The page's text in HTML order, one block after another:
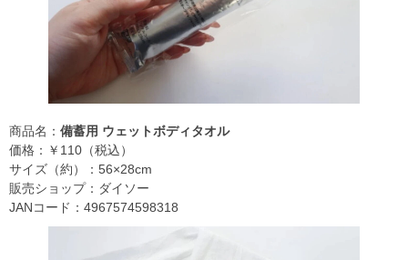
商品名： 備蓄用 ウェットボディタオル
価格：￥110（税込）
サイズ（約）：56×28cm
販売ショップ：ダイソー
JANコード：4967574598318